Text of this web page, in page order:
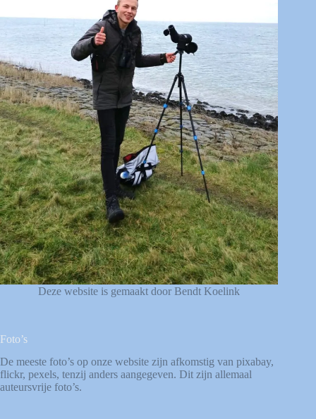
Deze website is gemaakt door Bendt Koelink
Foto’s
De meeste foto’s op onze website zijn afkomstig van pixabay,
flickr, pexels, tenzij anders aangegeven. Dit zijn allemaal
auteursvrije foto’s.